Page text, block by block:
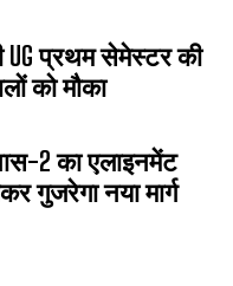
UG प्रथम सेमेस्टर की
को मौका
2 का एलाइनमेंट
गुजरेगा नया मार्ग